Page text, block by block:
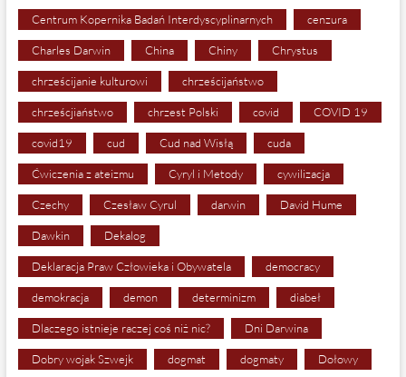
Centrum Kopernika Badań Interdyscyplinarnych cenzura
Charles Darwin China Chiny Chrystus
chrześcijanie kulturowi chrześcijaństwo
chrześcjiaństwo chrzest Polski covid COVID 19
covid19 cud Cud nad Wisłą cuda
Ćwiczenia z ateizmu Cyryl i Metody cywilizacja
Czechy Czesław Cyrul darwin David Hume
Dawkin Dekalog
Deklaracja Praw Człowieka i Obywatela democracy
demokracja demon determinizm diabeł
Dlaczego istnieje raczej coś niż nic? Dni Darwina
Dobry wojak Szwejk dogmat dogmaty Dołowy